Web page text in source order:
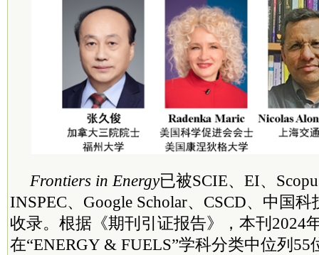
Frontiers in Energy已被SCIE、EI、
INSPEC、Google Scholar、CSCD、中国
收录。根据《期刊引证报告》，本刊2024
在“ENERGY & FUELS”学科分类中位列55